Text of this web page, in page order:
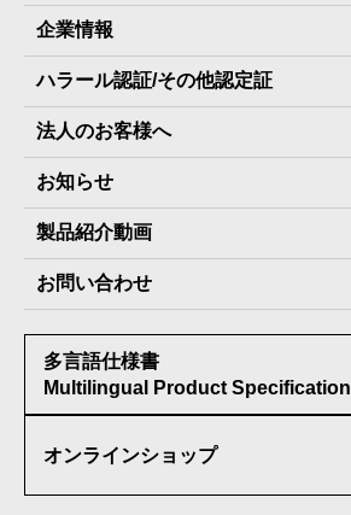
The Next Dekade10年保存
The Next Dekade7年保存
JARAペットフード7年保存
その他製品
SDGSへの取り組み
JARA(ペット⽤防災備蓄⾷)について
地産地消パッケージについて
企業情報
社⻑ご挨拶
スタッフ紹介
会社概要
製品納入実績
情報セキュリティ基本方針
受賞歴
ハラール認証/その他認定証
法人のお客様へ
お知らせ
製品紹介動画
お問い合わせ
多言語仕様書
Multilingual Product Specification
オンラインショップ